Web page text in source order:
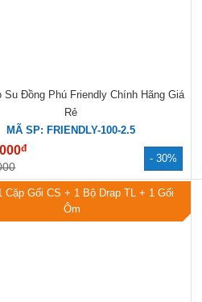
- 30%
Su Đồng Phú Friendly Chính Hãng Giá
MÃ SP: FRIENDLY-100-2.5
đ
Cặp Gối CS + 1 Bộ Drap TL + 1 Gối